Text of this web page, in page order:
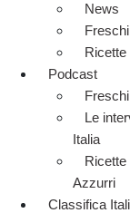
News
Ricette
Podcast
Le
Italia
Ricette
Azzurri
Classifica